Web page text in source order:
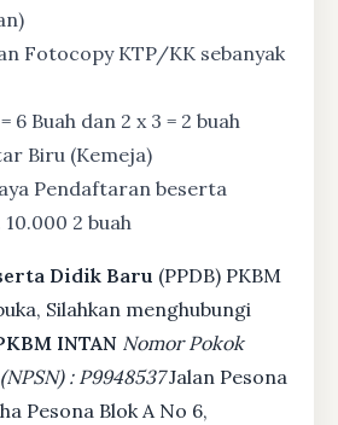
Fotocopy KTP/KK sebanyak
6 Buah dan 2 x 3 = 2 buah
Biru (Kemeja)
Pendaftaran beserta
2 buah
Didik Baru (PPDB) PKBM
Silahkan menghubungi
INTAN Nomor Pokok
: P9948537Jalan Pesona
Pesona Blok A No 6,